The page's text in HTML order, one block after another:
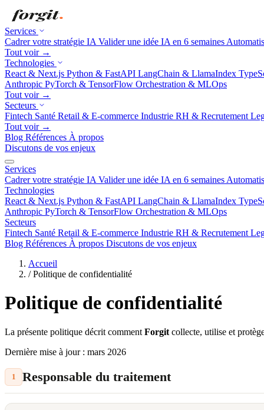
Services
Cadrer votre stratégie IA Valider une idée IA en 6 semaines
Tout voir →
Technologies
React & Next.js Python & FastAPI LangChain & LlamaIndex
Anthropic PyTorch & TensorFlow Orchestration & MLOps
Tout voir →
Secteurs
Fintech Santé Retail & E-commerce Industrie RH & Recrutement
Tout voir →
Blog Références À propos
Discutons de vos enjeux
Services
Cadrer votre stratégie IA Valider une idée IA en 6 semaines
Technologies
React & Next.js Python & FastAPI LangChain & LlamaIndex
Anthropic PyTorch & TensorFlow Orchestration & MLOps
Secteurs
Fintech Santé Retail & E-commerce Industrie RH & Recrutement
Blog Références À propos Discutons de vos enjeux
Accueil
/ Politique de confidentialité
Politique de confidentialité
La présente politique décrit comment Forgit collecte, utilise et
Dernière mise à jour : mars 2026
1 Responsable du traitement